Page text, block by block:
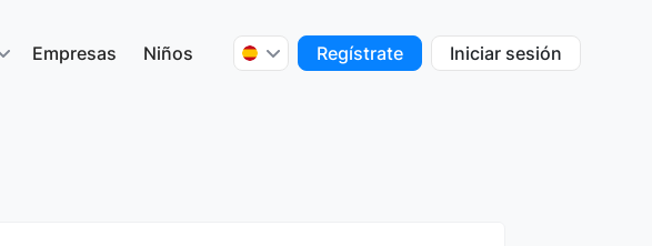
Empresas Niños Regístrate Iniciar sesión